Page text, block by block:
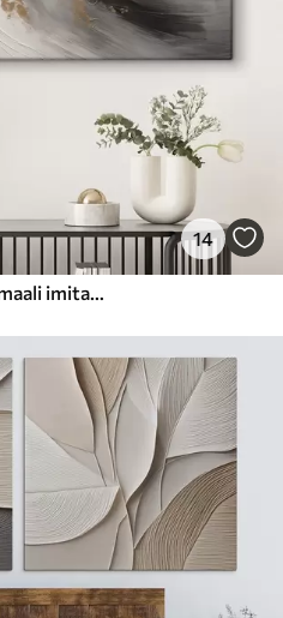
14
Abstraktne kompositsioon, maali imitatsioon